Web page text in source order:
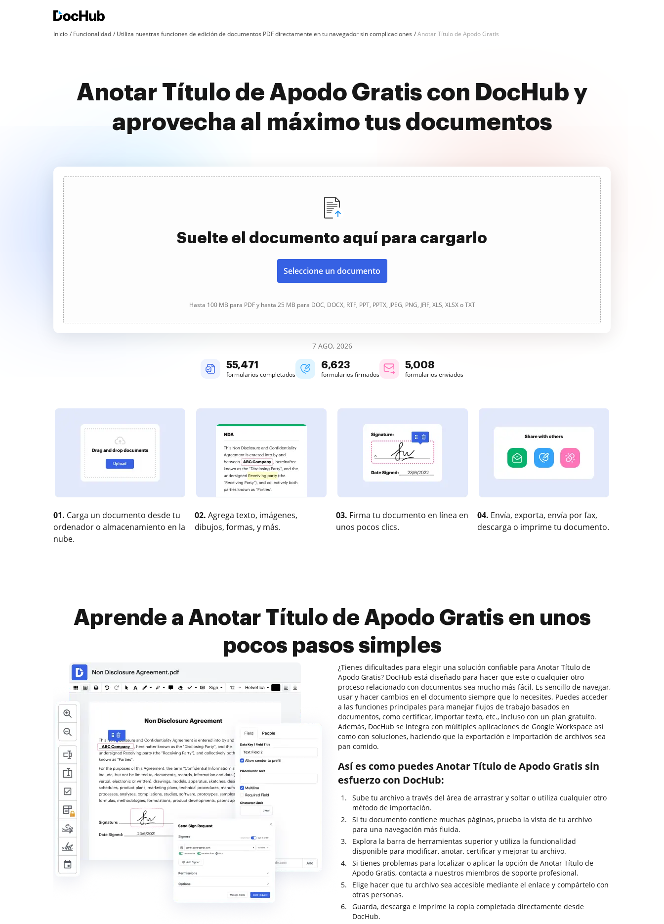
Inicio Funcionalidad Utiliza nuestras funciones de edición de documentos PDF directamente en tu navegador sin complicaciones Anotar Título de Apodo Gratis
Anotar Título de Apodo Gratis con DocHub y
aprovecha al máximo tus documentos
Suelte el documento aquí para cargarlo
Seleccione un documento
Hasta 100 MB para PDF y hasta 25 MB para DOC, DOCX, RTF, PPT, PPTX, JPEG, PNG, JFIF, XLS, XLSX o TXT
7 AGO, 2026
55,472
formularios completados
6,623
formularios firmados
5,008
formularios enviados
01. Carga un documento desde tu
ordenador o almacenamiento en la
nube.
02. Agrega texto, imágenes,
dibujos, formas, y más.
03. Firma tu documento en línea en
unos pocos clics.
04. Envía, exporta, envía por fax,
descarga o imprime tu documento.
Aprende a Anotar Título de Apodo Gratis en unos
pocos pasos simples
¿Tienes dificultades para elegir una solución confiable para Anotar Título de
Apodo Gratis? DocHub está diseñado para hacer que este o cualquier otro
proceso relacionado con documentos sea mucho más fácil. Es sencillo de navegar,
usar y hacer cambios en el documento siempre que lo necesites. Puedes acceder
a las funciones principales para manejar flujos de trabajo basados en
documentos, como certificar, importar texto, etc., incluso con un plan gratuito.
Además, DocHub se integra con múltiples aplicaciones de Google Workspace así
como con soluciones, haciendo que la exportación e importación de archivos sea
pan comido.
Así es como puedes Anotar Título de Apodo Gratis sin
esfuerzo con DocHub:
Sube tu archivo a través del área de arrastrar y soltar o utiliza cualquier otro
método de importación.
Si tu documento contiene muchas páginas, prueba la vista de tu archivo
para una navegación más fluida.
Explora la barra de herramientas superior y utiliza la funcionalidad
disponible para modificar, anotar, certificar y mejorar tu archivo.
Si tienes problemas para localizar o aplicar la opción de Anotar Título de
Apodo Gratis, contacta a nuestros miembros de soporte profesional.
Elige hacer que tu archivo sea accesible mediante el enlace y compártelo con
otras personas.
Guarda, descarga e imprime la copia completada directamente desde
DocHub.